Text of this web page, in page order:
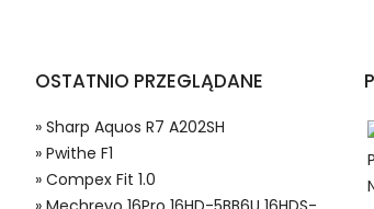
OSTATNIO PRZEGLĄDANE
» Sharp Aquos R7 A202SH
» Pwithe F1
» Compex Fit 1.0